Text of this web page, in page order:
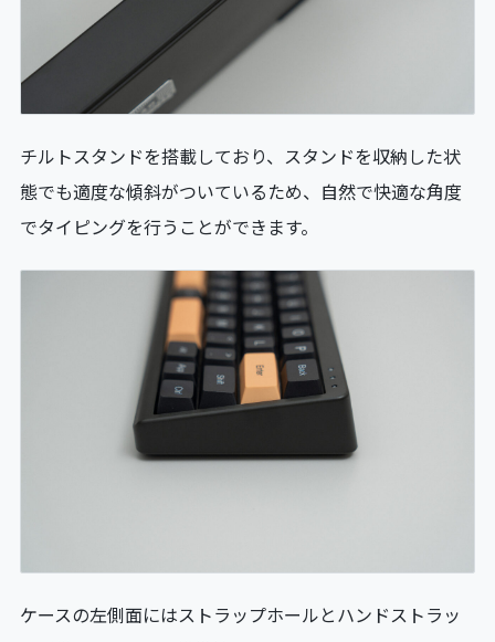
チルトスタンドを搭載しており、スタンドを収納した状
態でも適度な傾斜がついているため、自然で快適な角度
でタイピングを行うことができます。
ケースの左側面にはストラップホールとハンドストラッ